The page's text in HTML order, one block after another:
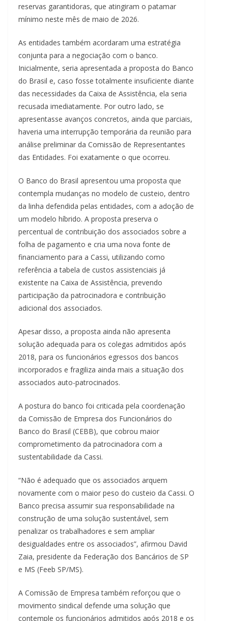
reservas garantidoras, que atingiram o patamar
mínimo neste mês de maio de 2026.
As entidades também acordaram uma estratégia
conjunta para a negociação com o banco.
Inicialmente, seria apresentada a proposta do Banco
do Brasil e, caso fosse totalmente insuficiente diante
das necessidades da Caixa de Assistência, ela seria
recusada imediatamente. Por outro lado, se
apresentasse avanços concretos, ainda que parciais,
haveria uma interrupção temporária da reunião para
análise preliminar da Comissão de Representantes
das Entidades. Foi exatamente o que ocorreu.
O Banco do Brasil apresentou uma proposta que
contempla mudanças no modelo de custeio, dentro
da linha defendida pelas entidades, com a adoção de
um modelo híbrido. A proposta preserva o
percentual de contribuição dos associados sobre a
folha de pagamento e cria uma nova fonte de
financiamento para a Cassi, utilizando como
referência a tabela de custos assistenciais já
existente na Caixa de Assistência, prevendo
participação da patrocinadora e contribuição
adicional dos associados.
Apesar disso, a proposta ainda não apresenta
solução adequada para os colegas admitidos após
2018, para os funcionários egressos dos bancos
incorporados e fragiliza ainda mais a situação dos
associados auto-patrocinados.
A postura do banco foi criticada pela coordenação
da Comissão de Empresa dos Funcionários do
Banco do Brasil (CEBB), que cobrou maior
comprometimento da patrocinadora com a
sustentabilidade da Cassi.
“Não é adequado que os associados arquem
novamente com o maior peso do custeio da Cassi. O
Banco precisa assumir sua responsabilidade na
construção de uma solução sustentável, sem
penalizar os trabalhadores e sem ampliar
desigualdades entre os associados”, afirmou David
Zaia, presidente da Federação dos Bancários de SP
e MS (Feeb SP/MS).
A Comissão de Empresa também reforçou que o
movimento sindical defende uma solução que
contemple os funcionários admitidos após 2018 e os